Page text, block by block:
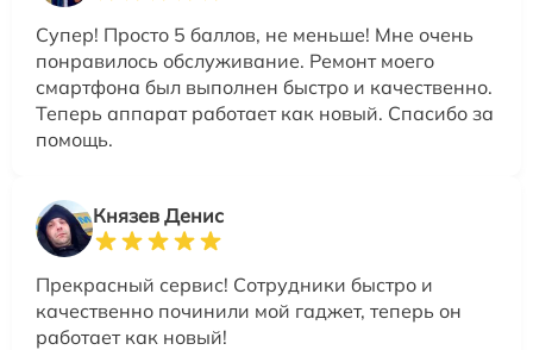
Супер! Просто 5 баллов, не меньше! Мне очень
понравилось обслуживание. Ремонт моего
смартфона был выполнен быстро и качественно.
Теперь аппарат работает как новый. Спасибо за
помощь.
Князев Денис
Прекрасный сервис! Сотрудники быстро и
качественно починили мой гаджет, теперь он
работает как новый!